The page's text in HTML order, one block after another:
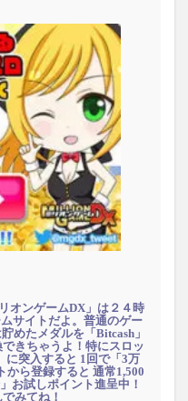
オンゲームDX」は２４時
サイトだよ。普通のゲー
めたメダルを「Bitcash」
きちゃうよ！特にスロッ
に突入すると 1回で「3万
から登録すると 通常1,500
お試しポイント進呈中！
みてね！